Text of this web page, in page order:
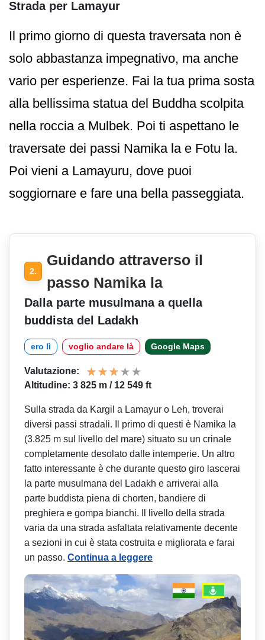
Strada per Lamayur
Il primo giorno di questa traversata non è
solo abbastanza impegnativo, ma anche
vario per esperienze. Fai la tua prima sosta
alla bellissima statua del Buddha scolpita
nella roccia a Mulbek. Poi ti aspettano le
traversate dei passi Namika la e Fotu la.
Poi vieni a Lamayuru, dove puoi
soggiornare e fare una bella passeggiata.
2.
Guidando attraverso il
passo Namika la
Dalla parte musulmana a quella
buddista del Ladakh
ero lì voglio andare là Google Maps
Valutazione:
Altitudine: 3 825 m / 12 549 ft
Sulla strada da Kargil a Lamayur o Leh, troverai
diversi passi stradali. Il primo di questi è Namika la
(3.825 m sul livello del mare) situato su un crinale
completamente desolato dalle intemperie. Un altro
fatto interessante è che durante questo giro lascerai
la parte musulmana del Ladakh e arriverai alla
parte buddista piena di chorten, bandiere di
preghiera e gompa bianchi. Il livello della strada
varia da una strada asfaltata relativamente decente
a sezioni in cui è stata costruita e migliorata e farai
un passo. Continua a leggere